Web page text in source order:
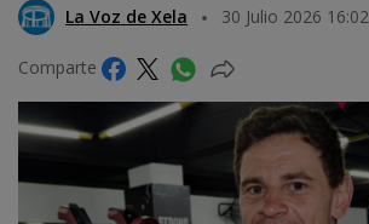
La Voz de Xela 30 Julio 2026 16:02
Comparte